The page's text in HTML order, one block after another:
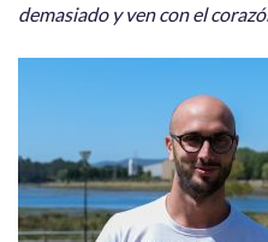
demasiado y ven con el